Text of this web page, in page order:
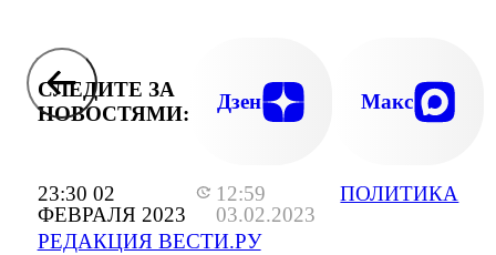
23:30 02
ФЕВРАЛЯ 2023
12:59
03.02.2023
РЕДАКЦИЯ ВЕСТИ.РУ
ПОЛИТИКА
СЛЕДИТЕ ЗА
НОВОСТЯМИ:
Дзен Макс